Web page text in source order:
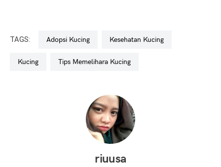
TAGS: Adopsi Kucing Kesehatan Kucing
Kucing Tips Memelihara Kucing
riuusa